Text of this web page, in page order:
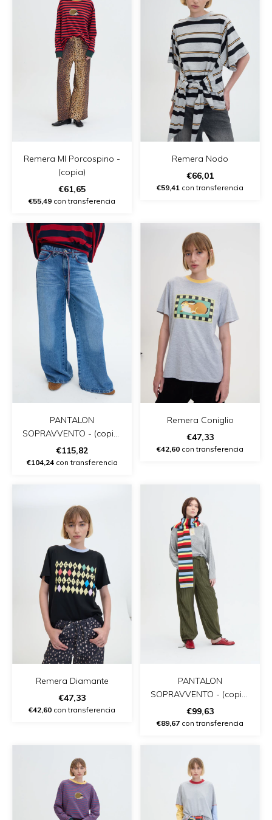
Remera Ml Porcospino -
(copia)
€61,65
€55,49 con transferencia
Remera Nodo
€66,01
€59,41 con transferencia
PANTALON
SOPRAVVENTO - (copia)
- (copia)
€115,82
€104,24con transferencia
Remera Coniglio
€47,33
€42,60 con transferencia
Remera Diamante
€47,33
€42,60 con transferencia
PANTALON
SOPRAVVENTO - (copia)
- (copia) - (copia)
€99,63
€89,67 con transferencia